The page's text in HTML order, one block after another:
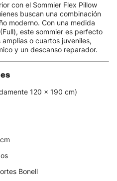
con el Sommier Flex Pillow
buscan una combinación
moderno. Con una medida
este sommier es perfecto
o cuartos juveniles,
y un descanso reparador.
120 x 190 cm)
Bonell